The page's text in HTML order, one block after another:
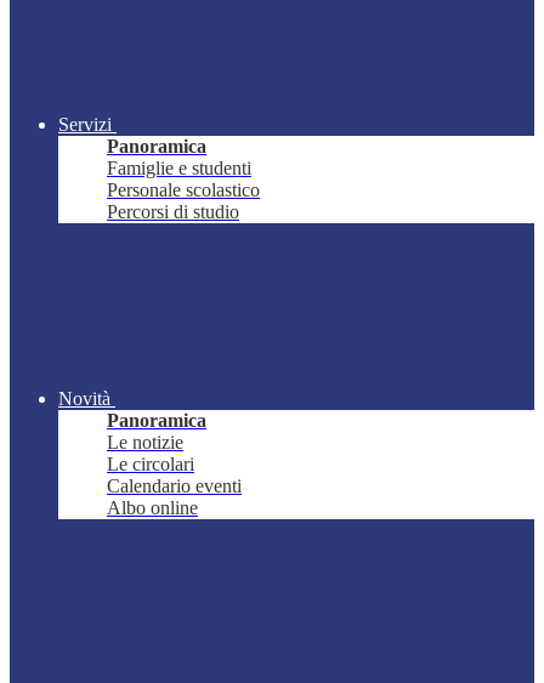
Servizi
Panoramica
Famiglie e studenti
Personale scolastico
Percorsi di studio
Novità
Panoramica
Le notizie
Le circolari
Calendario eventi
Albo online